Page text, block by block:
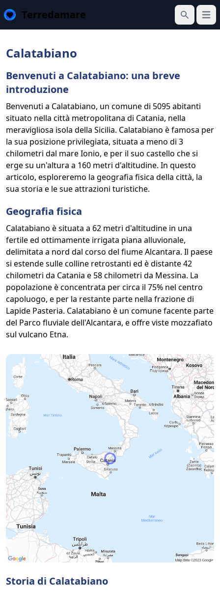
Terredamare
Cerca
Apri
Calatabiano
Benvenuti a Calatabiano: una breve
introduzione
Benvenuti a Calatabiano, un comune di 5095 abitanti
situato nella città metropolitana di Catania, nella
meravigliosa isola della Sicilia. Calatabiano è famosa per
la sua posizione privilegiata, situata a meno di 3
chilometri dal mare Ionio, e per il suo castello che si
erge su un'altura a 160 metri d'altitudine. In questo
articolo, esploreremo la geografia fisica della città, la
sua storia e le sue attrazioni turistiche.
Geografia fisica
Calatabiano è situata a 62 metri d'altitudine in una
fertile ed ottimamente irrigata piana alluvionale,
delimitata a nord dal corso del fiume Alcantara. Il paese
si estende sulle colline retrostanti ed è distante 42
chilometri da Catania e 58 chilometri da Messina. La
popolazione è concentrata per circa il 75% nel centro
capoluogo, e per la restante parte nella frazione di
Lapide Pasteria. Calatabiano è un comune facente parte
del Parco fluviale dell'Alcantara, e offre viste mozzafiato
sul vulcano Etna.
Storia di Calatabiano